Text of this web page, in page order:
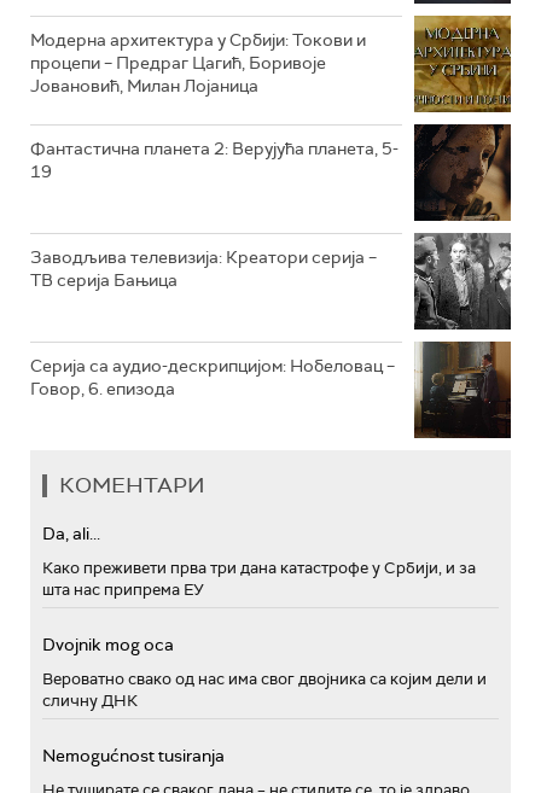
РТС КОЛО
Модерна архитектура у Србији: Токови и
процепи – Предраг Цагић, Боривоје
Јовановић, Милан Лојаница
Фантастична планета 2: Верујућа планета, 5-
19
Заводљива телевизија: Креатори серија –
ТВ серија Бањица
Серија са аудио-дескрипцијом: Нобеловац –
Говор, 6. епизода
КОМЕНТАРИ
Da, ali...
Како преживети прва три дана катастрофе у Србији, и за
шта нас припрема ЕУ
Dvojnik mog oca
Вероватно свако од нас има свог двојника са којим дели и
сличну ДНК
Nemogućnost tusiranja